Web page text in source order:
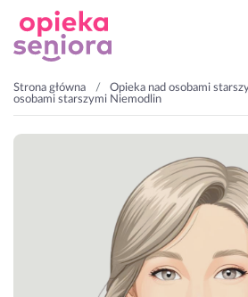
Strona główna Opieka nad osobami
osobami starszymi Niemodlin